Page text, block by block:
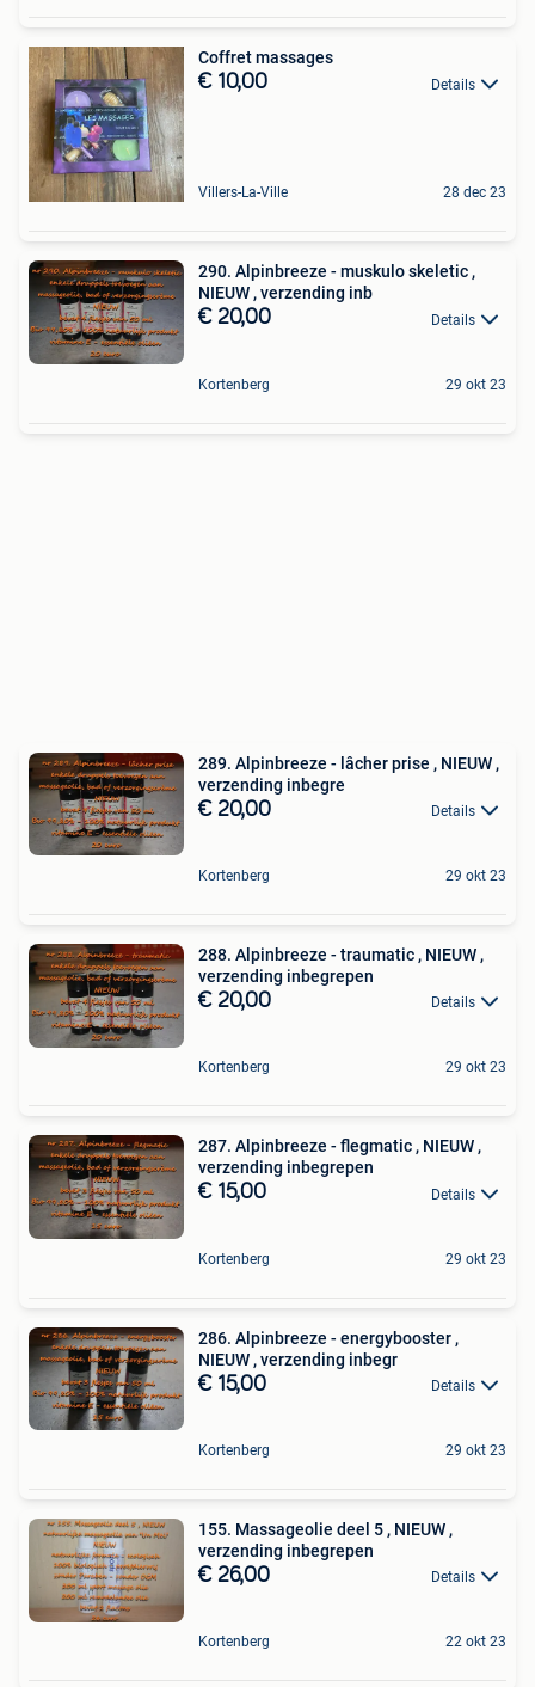
Coffret massages
€ 10,00 Details
Villers-La-Ville 28 dec 23
290. Alpinbreeze - muskulo skeletic ,
NIEUW , verzending inb
€ 20,00 Details
Kortenberg 29 okt 23
289. Alpinbreeze - lâcher prise , NIEUW ,
verzending inbegre
€ 20,00 Details
Kortenberg 29 okt 23
288. Alpinbreeze - traumatic , NIEUW ,
verzending inbegrepen
€ 20,00 Details
Kortenberg 29 okt 23
287. Alpinbreeze - flegmatic , NIEUW ,
verzending inbegrepen
€ 15,00 Details
Kortenberg 29 okt 23
286. Alpinbreeze - energybooster ,
NIEUW , verzending inbegr
€ 15,00 Details
Kortenberg 29 okt 23
155. Massageolie deel 5 , NIEUW ,
verzending inbegrepen
€ 26,00 Details
Kortenberg 22 okt 23